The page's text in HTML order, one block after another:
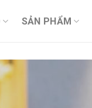
SẢN PHẨM